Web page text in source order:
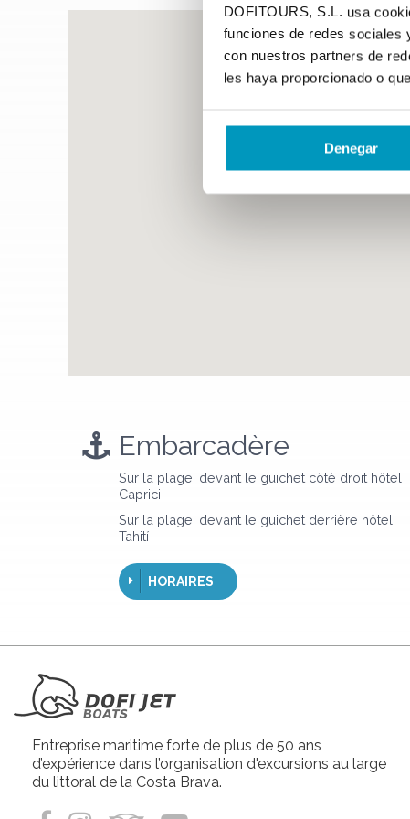
DOFITOURS, S.L. usa
funciones de redes sociales
con nuestros partners de
les haya proporcionado o
Denegar
Embarcadère
Sur la plage, devant le guichet côté droit hôtel
Caprici
Sur la plage, devant le guichet derrière hôtel
Tahití
HORAIRES
Entreprise maritime forte de plus de 50 ans
d’expérience dans l’organisation d'excursions au large
du littoral de la Costa Brava.